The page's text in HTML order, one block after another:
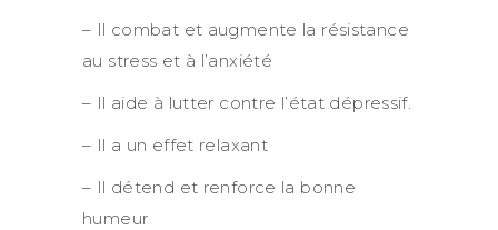
– Il combat et augmente la résistance
au stress et à l’anxiété
– Il aide à lutter contre l’état dépressif.
– Il a un effet relaxant
– Il détend et renforce la bonne
humeur